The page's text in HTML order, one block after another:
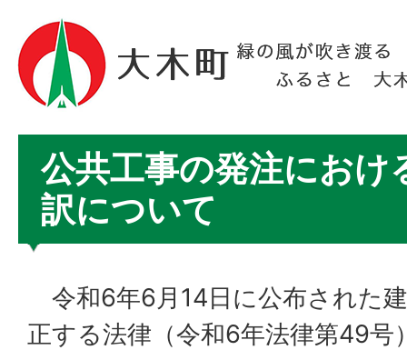
公共工事の発注におけ
訳について
令和6年6月14日に公布された
正する法律（令和6年法律第49号